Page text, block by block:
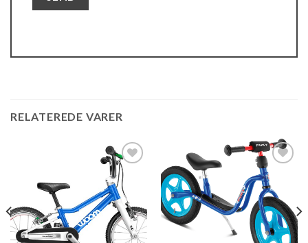
RELATEREDE VARER
Add to
wishlist
Add to
wishlist